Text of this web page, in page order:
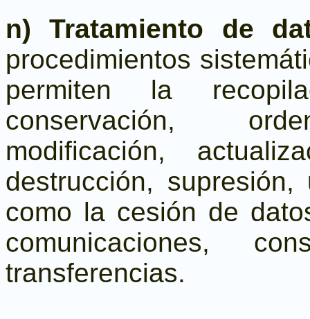
n) Tratamiento de
procedimientos
permiten la
conservación,
modificación,
destrucción,
como la cesión de
comunicaciones,
transferencias.